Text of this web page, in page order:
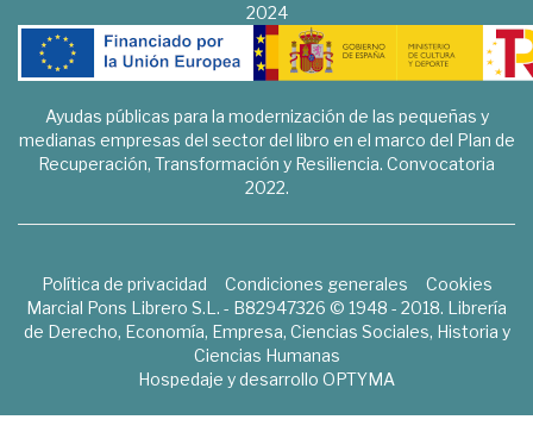
2024
Ayudas públicas para la modernización de las pequeñas y
medianas empresas del sector del libro en el marco del Plan de
Recuperación, Transformación y Resiliencia. Convocatoria
2022.
Política de privacidad Condiciones generales
Cookies
Marcial Pons Librero S.L. - B82947326 © 1948 - 2018. Librería
de Derecho, Economía, Empresa, Ciencias Sociales, Historia y
Ciencias Humanas
Hospedaje y desarrollo OPTYMA